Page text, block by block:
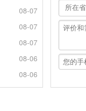
08-07
08-07
08-07
08-06
08-06